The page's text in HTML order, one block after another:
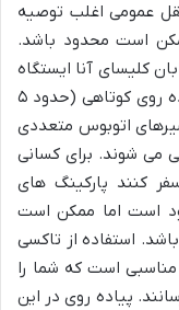
عمومی اغلب توصیه
است محدود باشد.
کلیسای آنا ایستگاه
[نام ایستگاه فرضی] است که در فاصله پیاده روی کوتاهی (حدود ۵
مسیرهای اتوبوس متعددی
می شوند. برای کسانی
کنند پارکینگ های
است اما ممکن است
استفاده از تاکسی
است که شما را
پیاده روی در این